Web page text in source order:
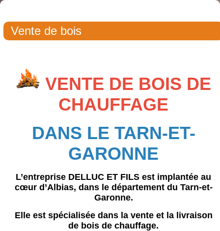
Vente de bois
VENTE DE BOIS DE
CHAUFFAGE
DANS LE TARN-ET-
GARONNE
L’entreprise DELLUC ET FILS est implantée au
cœur d’Albias, dans le département du Tarn-et-
Garonne.
Elle est spécialisée dans la vente et la livraison
de bois de chauffage.